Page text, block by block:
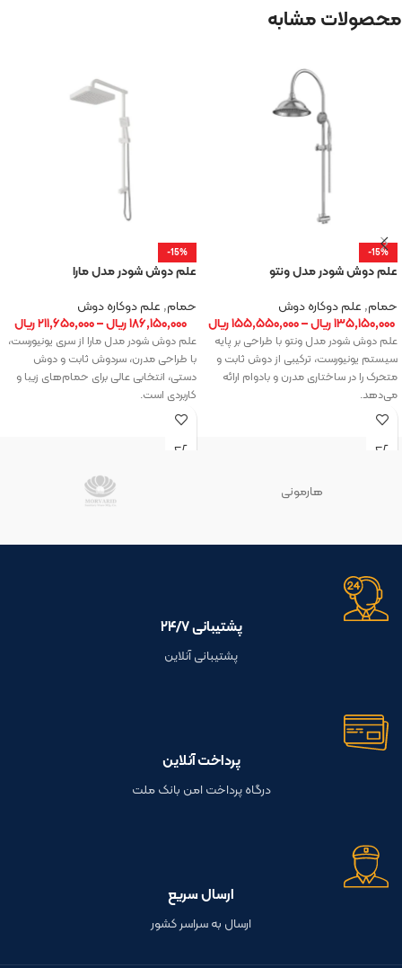
محصولات مشابه
-15%
علم دوش شودر مدل ونتو
حمام, علم دوکاره دوش
۱۳۵,۱۵۰,۰۰۰ریال–۱۵۵,۵۵۰,۰۰۰ریال
علم دوش شودر مدل ونتو با طراحی بر پایه
سیستم یونیورست، ترکیبی از دوش ثابت و
متحرک را در ساختاری مدرن و بادوام ارائه
می‌دهد.
-15%
علم دوش شودر مدل مارا
حمام, علم دوکاره دوش
۱۸۶,۱۵۰,۰۰۰ریال–۲۱۱,۶۵۰,۰۰۰ریال
علم دوش شودر مدل مارا از سری یونیورست،
با طراحی مدرن، سردوش ثابت و دوش
دستی، انتخابی عالی برای حمام‌های زیبا و
کاربردی است.
هارمونی
پشتیبانی ۲۴/۷
پشتیبانی آنلاین
پرداخت آنلاین
درگاه پرداخت امن بانک ملت
ارسال سریع
ارسال به سراسر کشور